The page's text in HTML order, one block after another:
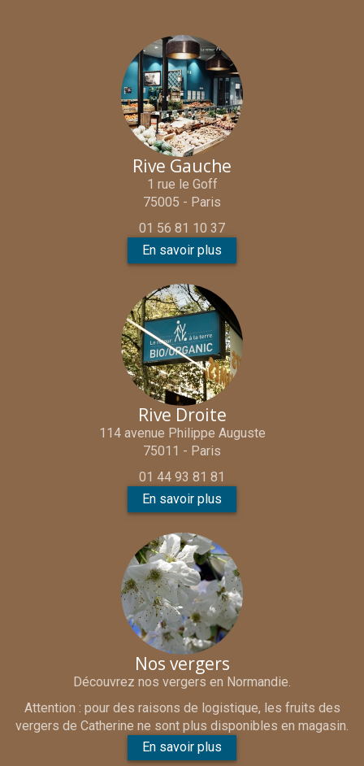
Rive Gauche
1 rue le Goff
75005 - Paris
01 56 81 10 37
En savoir plus
Rive Droite
114 avenue Philippe Auguste
75011 - Paris
01 44 93 81 81
En savoir plus
Nos vergers
Découvrez nos vergers en Normandie.
Attention : pour des raisons de logistique, les fruits des
vergers de Catherine ne sont plus disponibles en magasin.
En savoir plus